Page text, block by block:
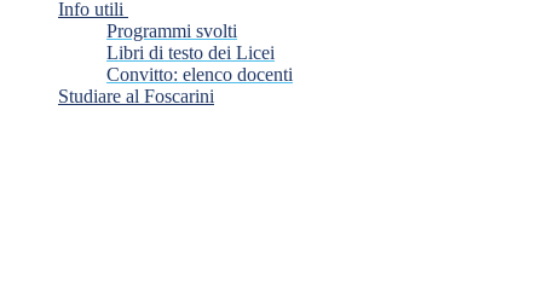
Info utili
Programmi svolti
Libri di testo dei Licei
Convitto: elenco docenti
Studiare al Foscarini